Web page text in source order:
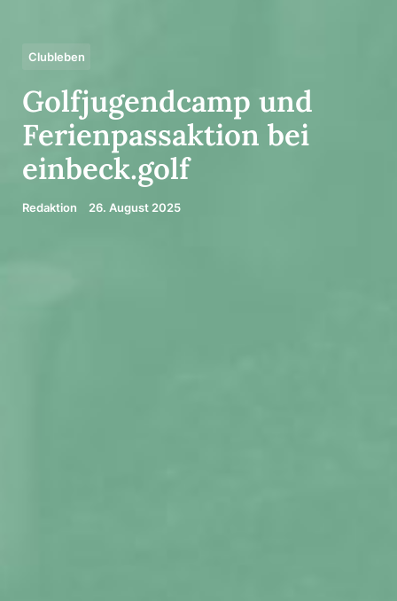
Clubleben
Golf­ju­gend­camp und
Feri­en­pass­ak­tion bei
einbeck.golf
Redaktion 26. August 2025